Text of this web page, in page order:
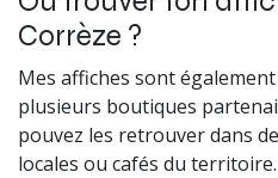
Corrèze ?
Mes affiches sont
plusieurs boutiques
pouvez les retrouver dans
locales ou cafés du territoire.